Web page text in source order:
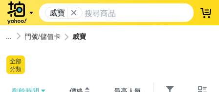
威寶 登
門號/儲值卡 威寶
全部
分類